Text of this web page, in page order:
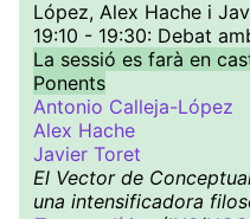
López, Alex Hache i
19:10 - 19:30: Debat
La sessió es farà en
Ponents
Antonio Calleja-López
Alex Hache
Javier Toret
El Vector de
una intensificadora